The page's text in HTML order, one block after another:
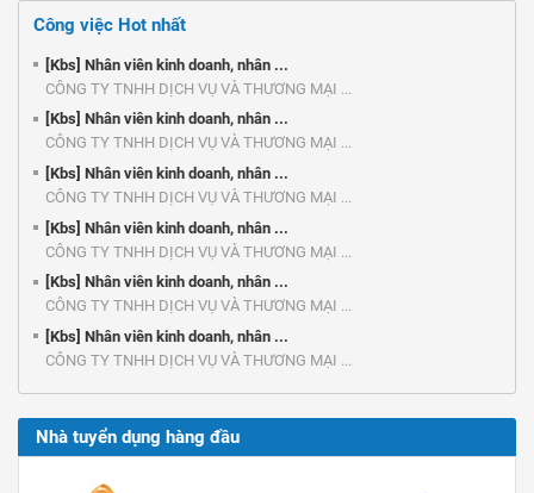
Công việc Hot nhất
[Kbs] Nhân viên kinh doanh, nhân ...
CÔNG TY TNHH DỊCH VỤ VÀ THƯƠNG MẠI ...
[Kbs] Nhân viên kinh doanh, nhân ...
CÔNG TY TNHH DỊCH VỤ VÀ THƯƠNG MẠI ...
[Kbs] Nhân viên kinh doanh, nhân ...
CÔNG TY TNHH DỊCH VỤ VÀ THƯƠNG MẠI ...
[Kbs] Nhân viên kinh doanh, nhân ...
CÔNG TY TNHH DỊCH VỤ VÀ THƯƠNG MẠI ...
[Kbs] Nhân viên kinh doanh, nhân ...
CÔNG TY TNHH DỊCH VỤ VÀ THƯƠNG MẠI ...
[Kbs] Nhân viên kinh doanh, nhân ...
CÔNG TY TNHH DỊCH VỤ VÀ THƯƠNG MẠI ...
Nhà tuyển dụng hàng đầu